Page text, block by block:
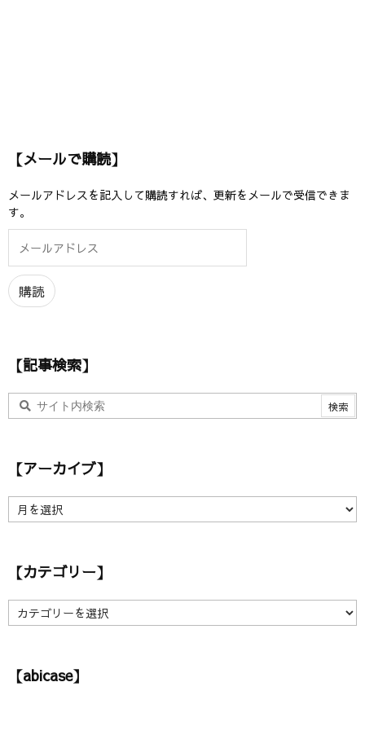
【メールで購読】
メールアドレスを記入して購読すれば、更新をメールで受信できま
す。
ル
ア
ド
購読
【記事検索】
【アーカイブ】
ア
イ
】
【カテゴリー】
【
カ
リ【abicase】